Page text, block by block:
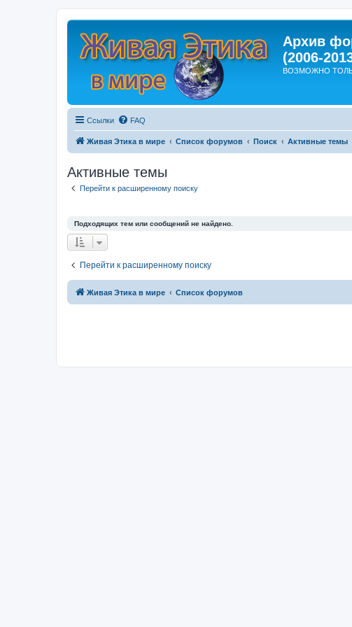
Архив
(2006-
ВОЗМОЖНО
Ссылки FAQ
Живая Этика в мире Список форумов Поиск Активные темы
Активные темы
Перейти к расширенному поиску
Подходящих тем или сообщений не найдено.
Перейти к расширенному поиску
Живая Этика в мире Список форумов